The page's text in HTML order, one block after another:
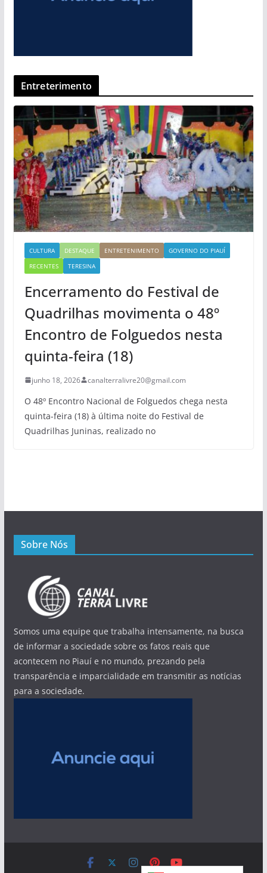
Entreterimento
CULTURA DESTAQUE ENTRETENIMENTO
GOVERNO DO PIAUÍ
RECENTES
TERESINA
Encerramento do Festival de
Quadrilhas movimenta o 48º
Encontro de Folguedos nesta
quinta-feira (18)
junho 18, 2026 canalterralivre20@gmail.com
O 48º Encontro Nacional de Folguedos chega nesta
quinta-feira (18) à última noite do Festival de
Quadrilhas Juninas, realizado no
Sobre Nós
Somos uma equipe que trabalha intensamente, na busca
de informar a sociedade sobre os fatos reais que
acontecem no Piauí e no mundo, prezando pela
transparência e imparcialidade em transmitir as notícias
para a sociedade.